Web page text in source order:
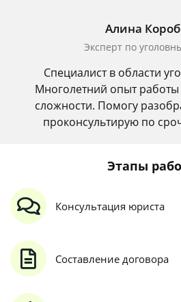
Алина
Эксперт по
Специалист в области
Многолетний опыт
сложности. Помогу
проконсультирую по
Этапы
Консультация юриста
Составление договора